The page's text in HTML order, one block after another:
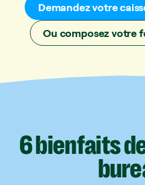
Demandez votre
Ou composez votre
6bienfaits